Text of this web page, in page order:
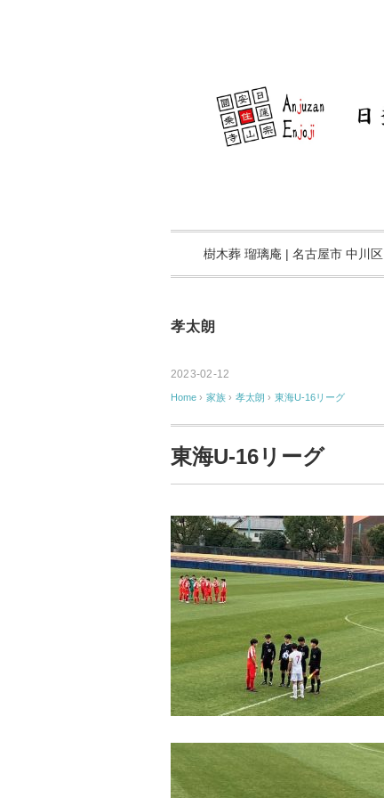
樹木葬 瑠璃庵 | 名古屋市 中川区
孝太朗
2023-02-12
Home › 家族 › 孝太朗 › 東海U-16リーグ
東海U-16リーグ